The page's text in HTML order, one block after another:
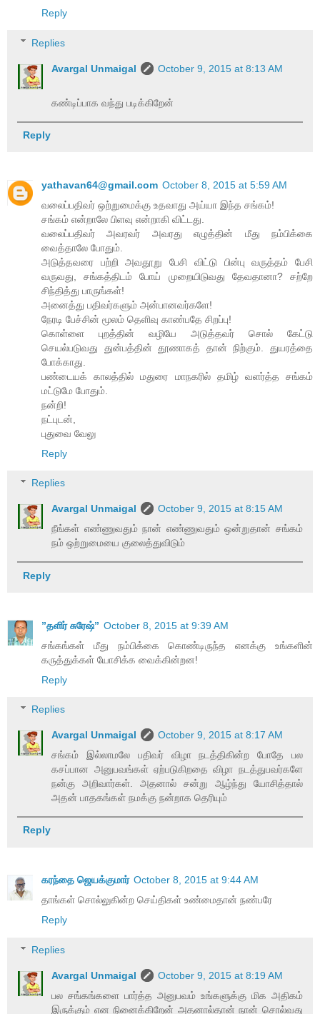
Reply
Replies
Avargal Unmaigal October 9, 2015 at 8:13 AM
கண்டிப்பாக வந்து படிக்கிறேன்
Reply
yathavan64@gmail.com October 8, 2015 at 5:59 AM
வலைப்பதிவர் ஒற்றுமைக்கு உதவாது அய்யா இந்த சங்கம்!
சங்கம் என்றாலே பிளவு என்றாகி விட்டது.
வலைப்பதிவர் அவரவர் அவரது எழுத்தின் மீது நம்பிக்கை
வைத்தாலே போதும்.
அடுத்தவரை பற்றி அவதூறு பேசி விட்டு பின்பு வருத்தம் பேசி
வருவது, சங்கத்திடம் போய் முறையிடுவது தேவதானா? சற்றே
சிந்தித்து பாருங்கள்!
அனைத்து பதிவர்களும் அன்பானவர்களே!
நேரடி பேச்சின் மூலம் தெளிவு காண்பதே சிறப்பு!
கொள்ளை புறத்தின் வழியே அடுத்தவர் சொல் கேட்டு
செயல்படுவது துன்பத்தின் தூணாகத் தான் நிற்கும். துயரத்தை
போக்காது.
பண்டையக் காலத்தில் மதுரை மாநகரில் தமிழ் வளர்த்த சங்கம்
மட்டுமே போதும்.
நன்றி!
நட்புடன்,
புதுவை வேலு
Reply
Replies
Avargal Unmaigal
October 9, 2015 at 8:15 AM
நீங்கள் எண்ணுவதும் நான் எண்ணுவதும் ஒன்றுதான் சங்கம்
நம் ஒற்றுமையை குலைத்துவிடும்
Reply
”தளிர் சுரேஷ்” October 8, 2015 at 9:39 AM
சங்கங்கள் மீது நம்பிக்கை கொண்டிருந்த எனக்கு உங்களின்
கருத்துக்கள் யோசிக்க வைக்கின்றன!
Reply
Replies
Avargal Unmaigal
October 9, 2015 at 8:17 AM
சங்கம் இல்லாமலே பதிவர் விழா நடத்திகின்ற போதே பல
கசப்பான அனுபவங்கள் ஏற்படுகிறதை விழா நடத்துபவர்களே
நன்கு அறிவார்கள். அதனால் சன்று ஆழ்ந்து யோசித்தால்
அதன் பாதகங்கள் நமக்கு நன்றாக தெரியும்
Reply
கரந்தை ஜெயக்குமார் October 8, 2015 at 9:44 AM
தாங்கள் சொல்லுகின்ற செய்திகள் உண்மைதான் நண்பரே
Reply
Replies
Avargal Unmaigal
October 9, 2015 at 8:19 AM
பல சங்கங்களை பார்த்த அனுபவம் உங்களுக்கு மிக அதிகம்
இருக்கும் என நினைக்கிறேன் அதனால்தான் நான் சொல்வது